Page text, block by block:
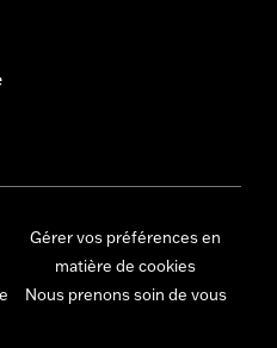
Gérer vos préférences en
matière de cookies
Nous prenons soin de vous